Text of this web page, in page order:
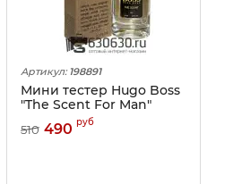
Артикул: 198891
Мини тестер Hugo Boss
"The Scent For Man"
(ОАЭ) 67 ml
510 490 руб